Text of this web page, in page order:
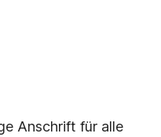
Anschrift für alle